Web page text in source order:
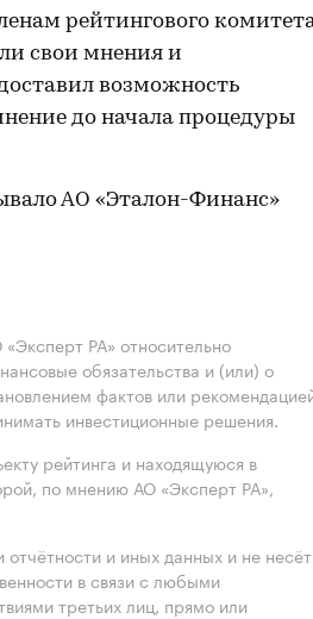
рейтингового
свои мнения и
возможность
до начала процедуры
АО «Эталон-Финанс»
РА» относительно
обязательства и (или) о
фактов или
инвестиционные решения.
рейтинга и находящуюся в
по мнению АО «Эксперт РА»,
и иных данных и не несёт
в связи с любыми
третьих лиц, прямо или